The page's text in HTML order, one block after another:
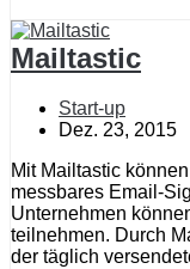
Mailtastic
Start-up
Dez. 23, 2015
Mit Mailtastic
messbares Email-
Unternehmen
teilnehmen. Durch
der täglich